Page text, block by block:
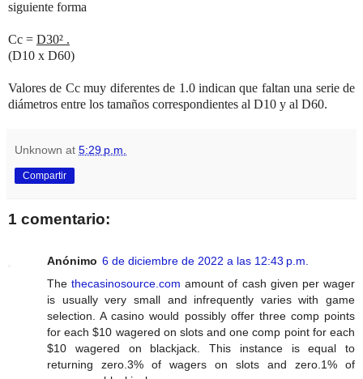
siguiente forma
Cc = D30² .
(D10 x D60)
Valores de Cc muy diferentes de 1.0 indican que faltan una serie de
diámetros entre los tamaños correspondientes al D10 y al D60.
Unknown at 5:29 p.m.
Compartir
1 comentario:
Anónimo 6 de diciembre de 2022 a las 12:43 p.m.
Thethecasinosource.com amount of cash given per wager
is usually very small and infrequently varies with game
selection. A casino would possibly offer three comp points
for each $10 wagered on slots and one comp point for each
$10 wagered on blackjack. This instance is equal to
returning zero.3% of wagers on slots and zero.1% of